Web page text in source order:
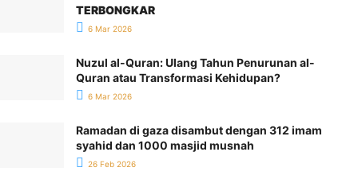
TERBONGKAR
6 Mar 2026
Nuzul al-Quran: Ulang Tahun Penurunan al-
Quran atau Transformasi Kehidupan?
6 Mar 2026
Ramadan di gaza disambut dengan 312 imam
syahid dan 1000 masjid musnah
26 Feb 2026